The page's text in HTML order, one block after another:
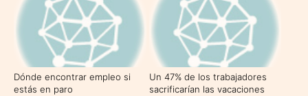
Dónde encontrar empleo si
estás en paro
Un 47% de los trabajadores
sacrificarían las vacaciones